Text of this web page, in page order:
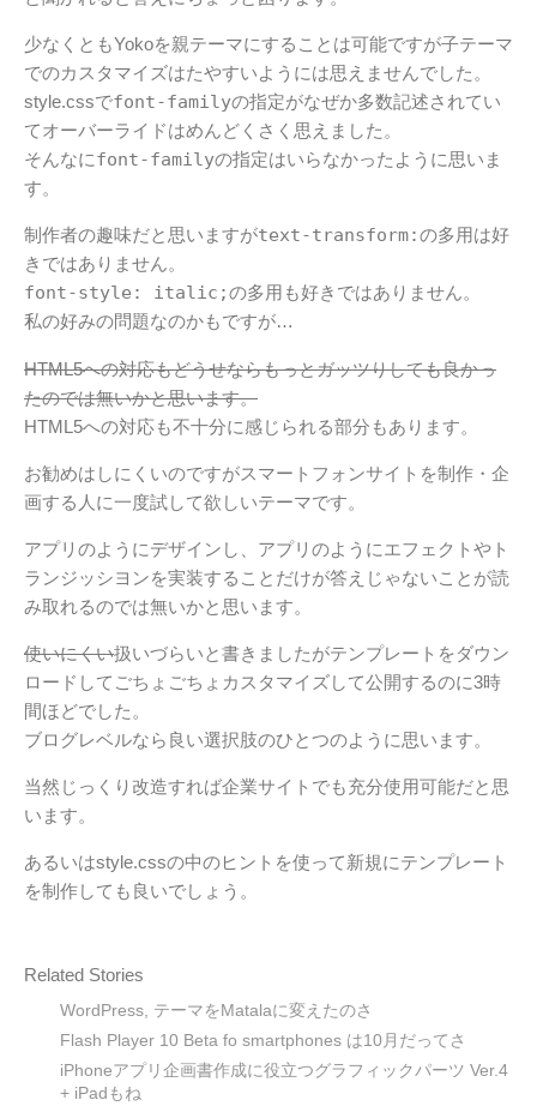
少なくともYokoを親テーマにすることは可能ですが子テーマ
でのカスタマイズはたやすいようには思えませんでした。
style.cssでfont-familyの指定がなぜか多数記述されてい
てオーバーライドはめんどくさく思えました。
そんなにfont-familyの指定はいらなかったように思いま
す。
制作者の趣味だと思いますがtext-transform:の多用は好
きではありません。
font-style: italic;の多用も好きではありません。
私の好みの問題なのかもですが…
HTML5への対応もどうせならもっとガッツりしても良かっ
たのでは無いかと思います。
HTML5への対応も不十分に感じられる部分もあります。
お勧めはしにくいのですがスマートフォンサイトを制作・企
画する人に一度試して欲しいテーマです。
アプリのようにデザインし、アプリのようにエフェクトやト
ランジッシヨンを実装することだけが答えじゃないことが読
み取れるのでは無いかと思います。
使いにくい扱いづらいと書きましたがテンプレートをダウン
ロードしてごちょごちょカスタマイズして公開するのに3時
間ほどでした。
ブログレベルなら良い選択肢のひとつのように思います。
当然じっくり改造すれば企業サイトでも充分使用可能だと思
います。
あるいはstyle.cssの中のヒントを使って新規にテンプレート
を制作しても良いでしょう。
Related Stories
WordPress, テーマをMatalaに変えたのさ
Flash Player 10 Beta fo smartphones は10月だってさ
iPhoneアプリ企画書作成に役立つグラフィックパーツ Ver.4
+ iPadもね